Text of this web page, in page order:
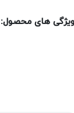
ویژگی های محصول: